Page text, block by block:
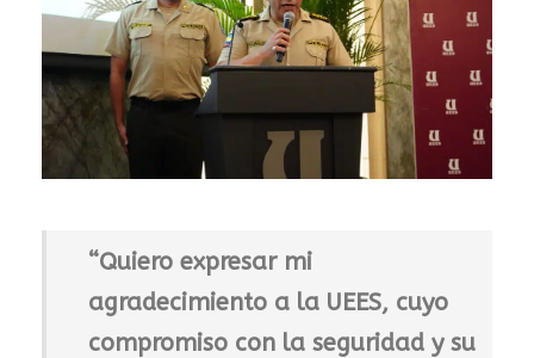
“Quiero expresar mi
agradecimiento a la UEES, cuyo
compromiso con la seguridad y su